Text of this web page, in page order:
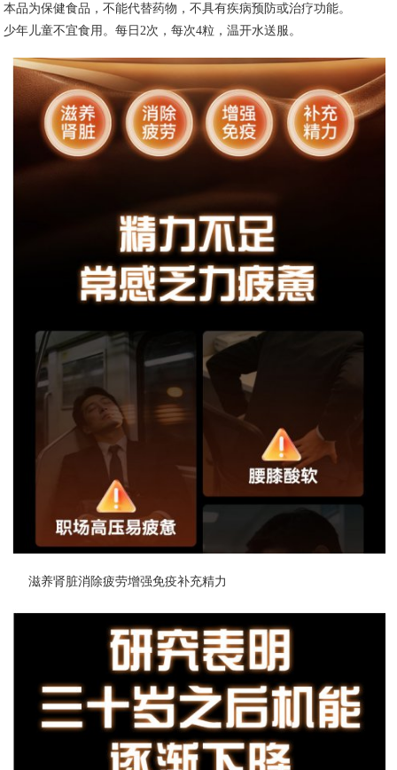
本品为保健食品，不能代替药物，不具有疾病预防或治疗功能。
少年儿童不宜食用。每日2次，每次4粒，温开水送服。
滋养肾脏消除疲劳增强免疫补充精力